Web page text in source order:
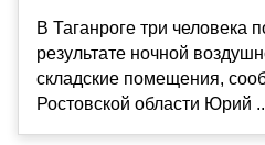
В Таганроге три человека
результате ночной
складские помещения,
Ростовской области Юрий